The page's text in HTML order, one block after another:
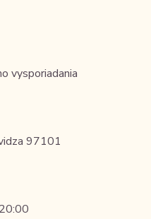
vysporiadania
97101